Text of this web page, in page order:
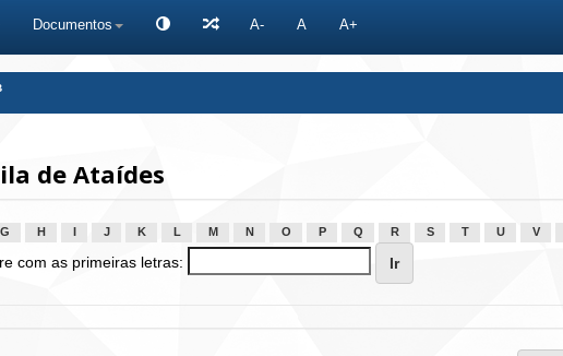
Documentos A- A A+
de Ataídes
G H J K L M N O P Q R S T U V
com as primeiras letras: